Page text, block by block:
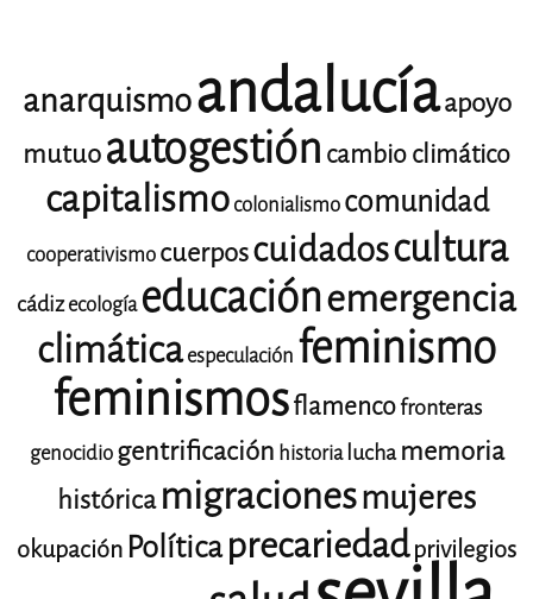
anarquismoandalucíaapoyo
mutuoautogestión cambio climático
capitalismocolonialismocomunidad
cooperativismocuerposcuidadoscultura
cádizecología educaciónemergencia
climáticaespeculación feminismo
feminismosflamencofronteras
genocidiogentrificación historialucha memoria
histórica migracionesmujeres
okupaciónPolíticaprecariedadprivilegios